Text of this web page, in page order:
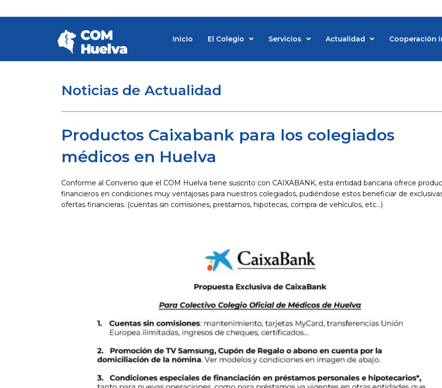
al
Inicio
El Colegio Servicios Actualidad Cooperación
Noticias de Actualidad
Productos Caixabank para los colegiados
médicos en Huelva
Conforme al Convenio que el COM Huelva tiene suscrito con CAIXABANK, esta entidad bancaria ofrece
financieros en condiciones muy ventajosas para nuestros colegiados, pudiéndose estos beneficiar de
ofertas financieras. (cuentas sin comisiones, prestamos, hipotecas, compra de vehículos, etc…)